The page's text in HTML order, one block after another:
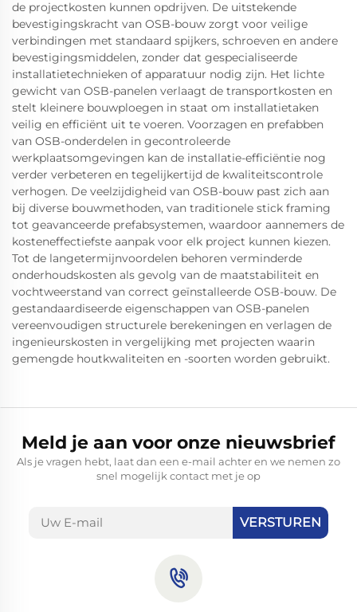
de projectkosten kunnen opdrijven. De uitstekende
bevestigingskracht van OSB-bouw zorgt voor veilige
verbindingen met standaard spijkers, schroeven en andere
bevestigingsmiddelen, zonder dat gespecialiseerde
installatietechnieken of apparatuur nodig zijn. Het lichte
gewicht van OSB-panelen verlaagt de transportkosten en
stelt kleinere bouwploegen in staat om installatietaken
veilig en efficiënt uit te voeren. Voorzagen en prefabben
van OSB-onderdelen in gecontroleerde
werkplaatsomgevingen kan de installatie-efficiëntie nog
verder verbeteren en tegelijkertijd de kwaliteitscontrole
verhogen. De veelzijdigheid van OSB-bouw past zich aan
bij diverse bouwmethoden, van traditionele stick framing
tot geavanceerde prefabsystemen, waardoor aannemers de
kosteneffectiefste aanpak voor elk project kunnen kiezen.
Tot de langetermijnvoordelen behoren verminderde
onderhoudskosten als gevolg van de maatstabiliteit en
vochtweerstand van correct geïnstalleerde OSB-bouw. De
gestandaardiseerde eigenschappen van OSB-panelen
vereenvoudigen structurele berekeningen en verlagen de
ingenieurskosten in vergelijking met projecten waarin
gemengde houtkwaliteiten en -soorten worden gebruikt.
Meld je aan voor onze nieuwsbrief
Als je vragen hebt, laat dan een e-mail achter en we nemen zo
snel mogelijk contact met je op
VERSTUREN